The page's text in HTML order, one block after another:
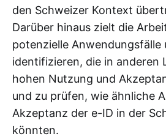
den Schweizer Kontext
Darüber hinaus zielt die
potenzielle Anwendungsfälle
identifizieren, die in anderen
hohen Nutzung und
und zu prüfen, wie ähnliche
Akzeptanz der e-ID in der
könnten.